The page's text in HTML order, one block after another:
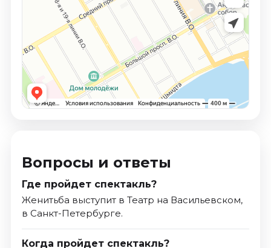
Вопросы и ответы
Где пройдет спектакль?
Женитьба выступит в Театр на Васильевском,
в Санкт-Петербурге.
Когда пройдет спектакль?